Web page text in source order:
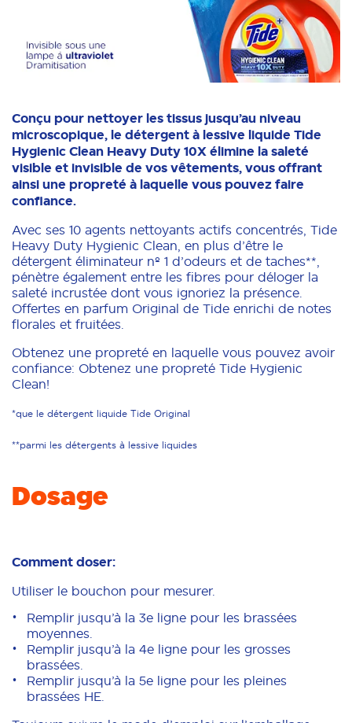
Conçu pour nettoyer les tissus jusqu’au niveau
microscopique, le détergent à lessive liquide Tide
Hygienic Clean Heavy Duty 10X élimine la saleté
visible et invisible de vos vêtements, vous offrant
ainsi une propreté à laquelle vous pouvez faire
confiance.
Avec ses 10 agents nettoyants actifs concentrés, Tide
Heavy Duty Hygienic Clean, en plus d’être le
détergent éliminateur nº 1 d’odeurs et de taches**,
pénètre également entre les fibres pour déloger la
saleté incrustée dont vous ignoriez la présence.
Offertes en parfum Original de Tide enrichi de notes
florales et fruitées.
Obtenez une propreté en laquelle vous pouvez avoir
confiance: Obtenez une propreté Tide Hygienic
Clean!
*que le détergent liquide Tide Original
**parmi les détergents à lessive liquides
Dosage
Comment doser:
Utiliser le bouchon pour mesurer.
Remplir jusqu’à la 3e ligne pour les brassées
moyennes.
Remplir jusqu’à la 4e ligne pour les grosses
brassées.
Remplir jusqu’à la 5e ligne pour les pleines
brassées HE.